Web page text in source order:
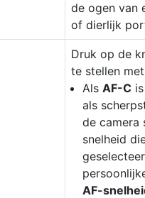
de ogen van
of dierlijk
Druk op de
te stellen
Als AF-C
als
de camera
snelheid
AF-